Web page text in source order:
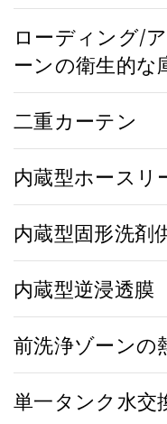
ローディング/
ーンの衛生的な
二重カーテン
内蔵型ホースリ
内蔵型固形洗剤
内蔵型逆浸透膜
前洗浄ゾーンの
単一タンク水交